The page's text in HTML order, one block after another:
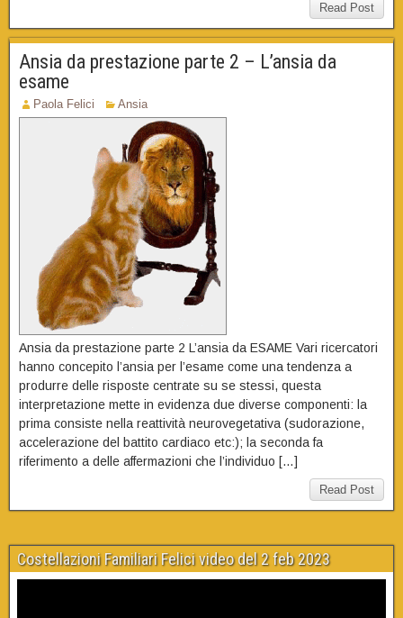
Read Post
Ansia da prestazione parte 2 – L’ansia da
esame
Paola Felici Ansia
Ansia da prestazione parte 2 L’ansia da ESAME Vari ricercatori
hanno concepito l’ansia per l’esame come una tendenza a
produrre delle risposte centrate su se stessi, questa
interpretazione mette in evidenza due diverse componenti: la
prima consiste nella reattività neurovegetativa (sudorazione,
accelerazione del battito cardiaco etc:); la seconda fa
riferimento a delle affermazioni che l’individuo […]
Read Post
Costellazioni Familiari Felici video del 2 feb 2023